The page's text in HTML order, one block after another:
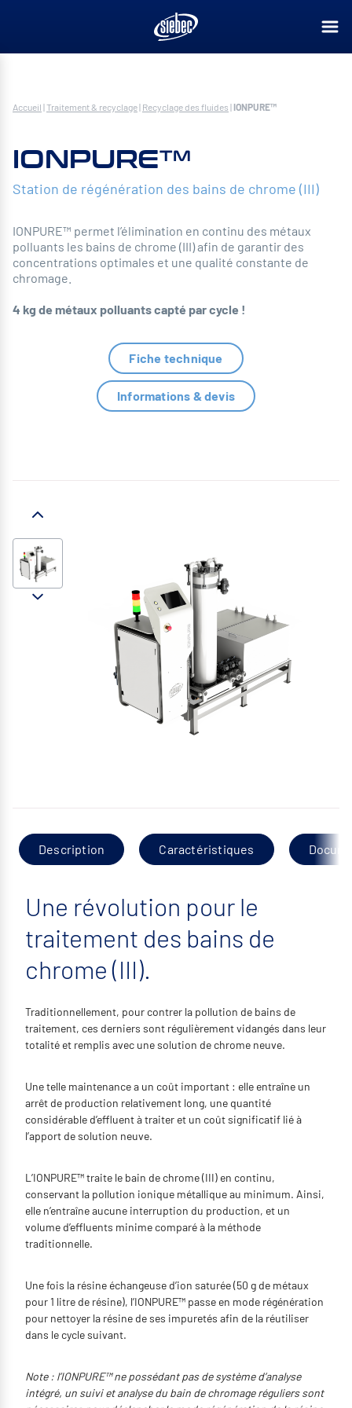
Accueil |Traitement & recyclage| Recyclage des fluides |IONPURE™
IONPURE™
Station de régénération des bains de chrome (III)
IONPURE™ permet l’élimination en continu des métaux
polluants les bains de chrome (III) afin de garantir des
concentrations optimales et une qualité constante de
chromage.
4 kg de métaux polluants capté par cycle !
Fiche technique
Informations & devis
Description Caractéristiques
Une révolution pour le
traitement des bains de
chrome (III).
Traditionnellement, pour contrer la pollution de bains de
traitement, ces derniers sont régulièrement vidangés dans leur
totalité et remplis avec une solution de chrome neuve.
Une telle maintenance a un coût important : elle entraîne un
arrêt de production relativement long, une quantité
considérable d’effluent à traiter et un coût significatif lié à
l’apport de solution neuve.
L’IONPURE™ traite le bain de chrome (III) en continu,
conservant la pollution ionique métallique au minimum. Ainsi,
elle n’entraîne aucune interruption du production, et un
volume d’effluents minime comparé à la méthode
traditionnelle.
Une fois la résine échangeuse d’ion saturée (50 g de métaux
pour 1 litre de résine), l’IONPURE™ passe en mode régénération
pour nettoyer la résine de ses impuretés afin de la réutiliser
dans le cycle suivant.
Note : l’IONPURE™ ne possédant pas de système d’analyse
intégré, un suivi et analyse du bain de chromage réguliers sont